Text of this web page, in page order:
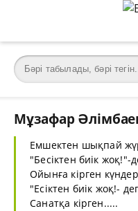
Мұзафар
Емшектен шықпай
"Бесіктен биік жоқ!"-
Ойынға кірген
"Есіктен биік жоқ!-
Санатқа кірген.....